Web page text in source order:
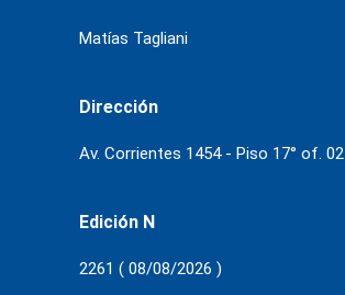
Matías Tagliani
Dirección
Av. Corrientes 1454 - Piso 17° of. 02
Edición N
2261 ( 08/08/2026 )